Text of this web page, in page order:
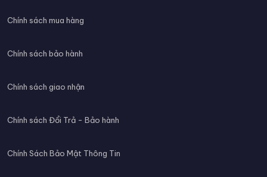
Chính sách mua hàng
Chính sách bảo hành
Chính sách giao nhận
Chính sách Đổi Trả - Bảo hành
Chính Sách Bảo Mật Thông Tin